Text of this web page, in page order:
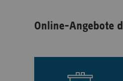
Online-Angebote